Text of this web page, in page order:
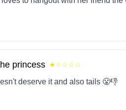
princess ★☆☆☆☆
deserve it and also tails 😤👎